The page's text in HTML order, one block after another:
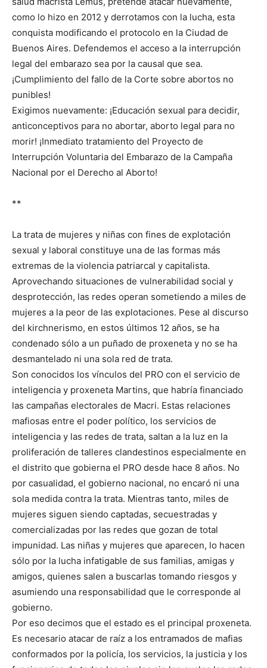
como lo hizo en 2012 y derrotamos con la lucha, esta
conquista modificando el protocolo en la Ciudad de
Buenos Aires. Defendemos el acceso a la interrupción
legal del embarazo sea por la causal que sea.
¡Cumplimiento del fallo de la Corte sobre abortos no
punibles!
Exigimos nuevamente: ¡Educación sexual para decidir,
anticonceptivos para no abortar, aborto legal para no
morir! ¡Inmediato tratamiento del Proyecto de
Interrupción Voluntaria del Embarazo de la Campaña
Nacional por el Derecho al Aborto!
**
La trata de mujeres y niñas con fines de explotación
sexual y laboral constituye una de las formas más
extremas de la violencia patriarcal y capitalista.
Aprovechando situaciones de vulnerabilidad social y
desprotección, las redes operan sometiendo a miles de
mujeres a la peor de las explotaciones. Pese al discurso
del kirchnerismo, en estos últimos 12 años, se ha
condenado sólo a un puñado de proxeneta y no se ha
desmantelado ni una sola red de trata.
Son conocidos los vínculos del PRO con el servicio de
inteligencia y proxeneta Martins, que habría financiado
las campañas electorales de Macri. Estas relaciones
mafiosas entre el poder político, los servicios de
inteligencia y las redes de trata, saltan a la luz en la
proliferación de talleres clandestinos especialmente en
el distrito que gobierna el PRO desde hace 8 años. No
por casualidad, el gobierno nacional, no encaró ni una
sola medida contra la trata. Mientras tanto, miles de
mujeres siguen siendo captadas, secuestradas y
comercializadas por las redes que gozan de total
impunidad. Las niñas y mujeres que aparecen, lo hacen
sólo por la lucha infatigable de sus familias, amigas y
amigos, quienes salen a buscarlas tomando riesgos y
asumiendo una responsabilidad que le corresponde al
gobierno.
Por eso decimos que el estado es el principal proxeneta.
Es necesario atacar de raíz a los entramados de mafias
conformados por la policía, los servicios, la justicia y los